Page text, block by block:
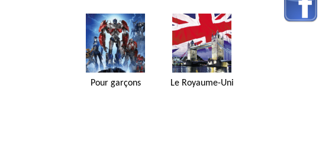
Pour garçons Le Royaume-Uni